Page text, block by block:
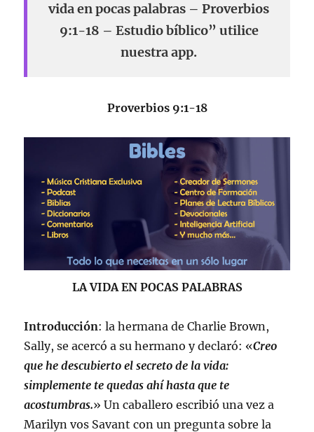
vida en pocas palabras – Proverbios
9:1-18 – Estudio bíblico” utilice
nuestra app.
Proverbios 9:1-18
LA VIDA EN POCAS PALABRAS
Introducción: la hermana de Charlie Brown,
Sally, se acercó a su hermano y declaró: «Creo
que he descubierto el secreto de la vida:
simplemente te quedas ahí hasta que te
acostumbras.» Un caballero escribió una vez a
Marilyn vos Savant con un pregunta sobre la